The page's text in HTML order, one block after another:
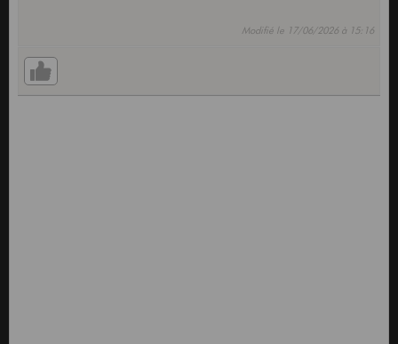
Modifié le 17/06/2026 à 15:16